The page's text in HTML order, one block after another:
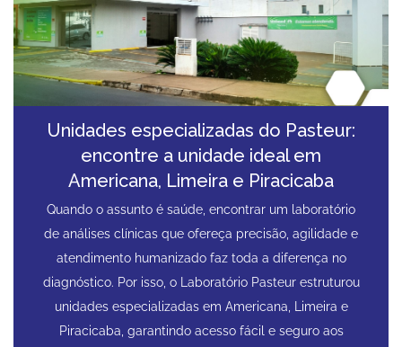
Unidades especializadas do Pasteur:
encontre a unidade ideal em
Americana, Limeira e Piracicaba
Quando o assunto é saúde, encontrar um laboratório
de análises clínicas que ofereça precisão, agilidade e
atendimento humanizado faz toda a diferença no
diagnóstico. Por isso, o Laboratório Pasteur estruturou
unidades especializadas em Americana, Limeira e
Piracicaba, garantindo acesso fácil e seguro aos